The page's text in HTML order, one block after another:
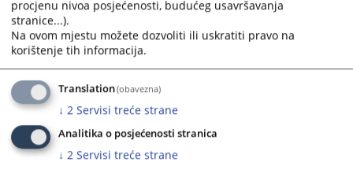
Rješenjem Okružnog privrednog suda u Istočnom Sarajevu,
broj: 61 0 St 017854 26 St od 08.06.2026. godine, otvoren je
stečajni postupak nad pravnim licem „Novi Autodijelovi“ a.d.
Rudo, Industrijska bb, Rudo.
08.06.2026.
Zakazana skupština povjerilaca nad
imovinom pravnog lica Društvo sa
ograničenom odgovornošću za
procjenu nivoa posjećenosti, budućeg usavršavanja
stranice...).
Na ovom mjestu možete dozvoliti ili uskratiti pravo na
korištenje tih informacija.
Translation(obavezna)
↓ 2 Servisi treće strane
Analitika o posjećenosti stranica
↓ 2 Servisi treće strane